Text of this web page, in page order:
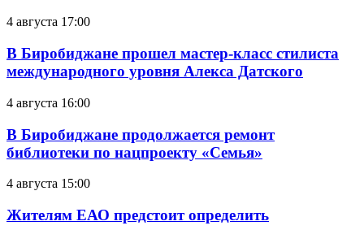
4 августа 17:00
В Биробиджане прошел мастер-класс стилиста
международного уровня Алекса Датского
4 августа 16:00
В Биробиджане продолжается ремонт
библиотеки по нацпроекту «Семья»
4 августа 15:00
Жителям ЕАО предстоит определить